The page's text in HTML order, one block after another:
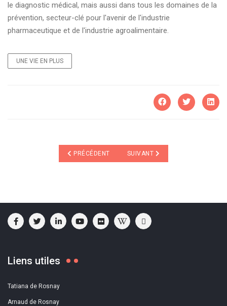
le diagnostic médical, mais aussi dans tous les domaines de la
prévention, secteur-clé pour l'avenir de l'industrie
pharmaceutique et de l'industrie agroalimentaire.
UNE VIE EN PLUS
ARTICLE PRÉCÉDENT : INNOVATIONS
PRÉCÉDENT ARTICLE SUIVANT :
SUIVANT
Liens utiles
Tatiana de Rosnay
Arnaud de Rosnay